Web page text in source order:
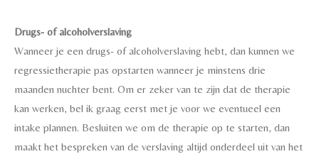
Drugs- of alcoholverslaving
Wanneer je een drugs- of alcoholverslaving hebt, dan kunnen we
regressietherapie pas opstarten wanneer je minstens drie
maanden nuchter bent. Om er zeker van te zijn dat de therapie
kan werken, bel ik graag eerst met je voor we eventueel een
intake plannen. Besluiten we om de therapie op te starten, dan
maakt het bespreken van de verslaving altijd onderdeel uit van het